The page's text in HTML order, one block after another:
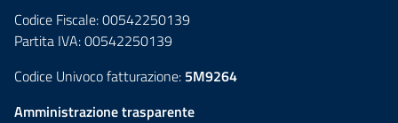
Codice Fiscale: 00542250139
Partita IVA: 00542250139
Codice Univoco fatturazione: 5M9264
Amministrazione trasparente